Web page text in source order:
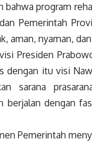
bahwa program
Pemerintah
aman, nyaman,
Presiden
dengan itu visi
sarana
berjalan dengan
Pemerintah